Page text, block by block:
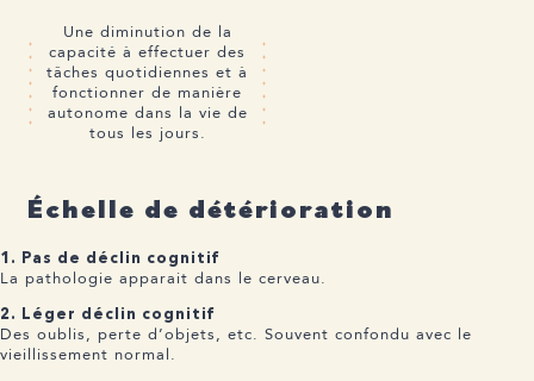
Une diminution de la
capacité à effectuer des
tâches quotidiennes et à
fonctionner de manière
autonome dans la vie de
tous les jours.
Échelle de détérioration
1. Pas de déclin cognitif
La pathologie apparait dans le cerveau.
2. Léger déclin cognitif
Des oublis, perte d’objets, etc. Souvent confondu avec le
vieillissement normal.